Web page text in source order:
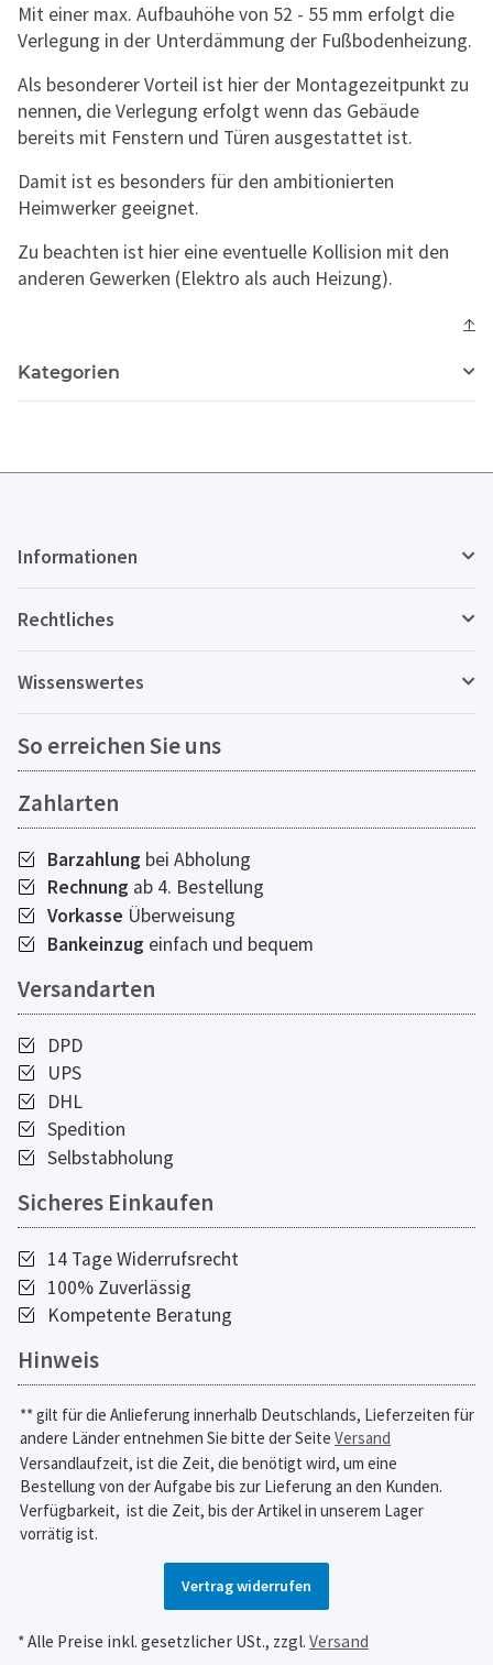
Mit einer max. Aufbauhöhe von 52 - 55 mm erfolgt die
Verlegung in der Unterdämmung der Fußbodenheizung.
Als besonderer Vorteil ist hier der Montagezeitpunkt zu
nennen, die Verlegung erfolgt wenn das Gebäude
bereits mit Fenstern und Türen ausgestattet ist.
Damit ist es besonders für den ambitionierten
Heimwerker geeignet.
Zu beachten ist hier eine eventuelle Kollision mit den
anderen Gewerken (Elektro als auch Heizung).
↑
Kategorien
Informationen
Rechtliches
Wissenswertes
So erreichen Sie uns
Zahlarten
Barzahlung bei Abholung
Rechnung ab 4. Bestellung
Vorkasse Überweisung
Bankeinzug einfach und bequem
Versandarten
DPD
UPS
DHL
Spedition
Selbstabholung
Sicheres Einkaufen
14 Tage Widerrufsrecht
100% Zuverlässig
Kompetente Beratung
Hinweis
** gilt für die Anlieferung innerhalb Deutschlands, Lieferzeiten für
andere Länder entnehmen Sie bitte der Seite Versand
Versandlaufzeit, ist die Zeit, die benötigt wird, um eine
Bestellung von der Aufgabe bis zur Lieferung an den Kunden.
Verfügbarkeit, ist die Zeit, bis der Artikel in unserem Lager
vorrätig ist.
Vertrag widerrufen
* Alle Preise inkl. gesetzlicher USt., zzgl. Versand